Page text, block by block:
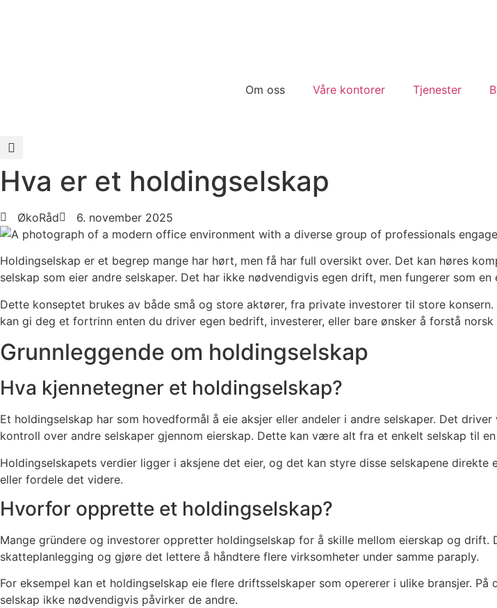
Om oss Våre kontorer Tjenester
Hva er et holdingselskap
ØkoRåd 6. november 2025
Holdingselskap er et begrep mange har hørt, men få har full oversikt over. Det kan høres
selskap som eier andre selskaper. Det har ikke nødvendigvis egen drift, men fungerer som
Dette konseptet brukes av både små og store aktører, fra private investorer til store
kan gi deg et fortrinn enten du driver egen bedrift, investerer, eller bare ønsker å forstå
Grunnleggende om holdingselskap
Hva kjennetegner et holdingselskap?
Et holdingselskap har som hovedformål å eie aksjer eller andeler i andre selskaper. Det
kontroll over andre selskaper gjennom eierskap. Dette kan være alt fra et enkelt selskap til
Holdingselskapets verdier ligger i aksjene det eier, og det kan styre disse selskapene
eller fordele det videre.
Hvorfor opprette et holdingselskap?
Mange gründere og investorer oppretter holdingselskap for å skille mellom eierskap og
skatteplanlegging og gjøre det lettere å håndtere flere virksomheter under samme paraply.
For eksempel kan et holdingselskap eie flere driftsselskaper som opererer i ulike bransjer.
selskap ikke nødvendigvis påvirker de andre.